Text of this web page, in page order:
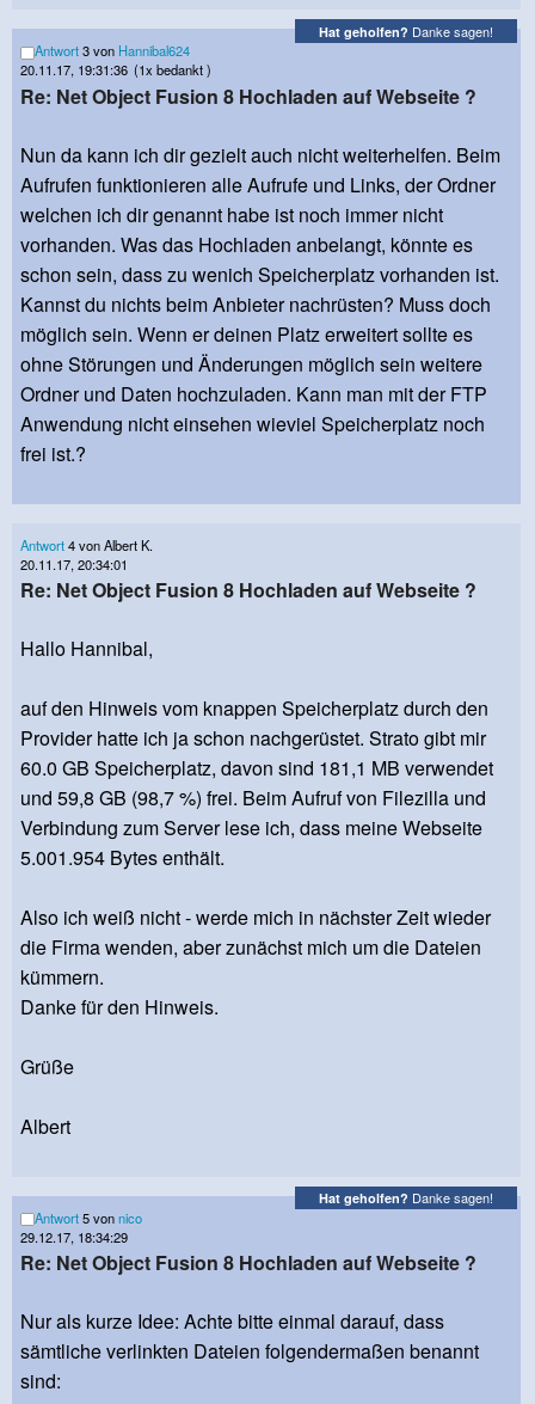
Hat geholfen? Danke sagen!
Antwort3 von Hannibal624
20.11.17, 19:31:36 (1x bedankt )
Re: Net Object Fusion 8 Hochladen auf Webseite ?
Nun da kann ich dir gezielt auch nicht weiterhelfen. Beim
Aufrufen funktionieren alle Aufrufe und Links, der Ordner
welchen ich dir genannt habe ist noch immer nicht
vorhanden. Was das Hochladen anbelangt, könnte es
schon sein, dass zu wenich Speicherplatz vorhanden ist.
Kannst du nichts beim Anbieter nachrüsten? Muss doch
möglich sein. Wenn er deinen Platz erweitert sollte es
ohne Störungen und Änderungen möglich sein weitere
Ordner und Daten hochzuladen. Kann man mit der FTP
Anwendung nicht einsehen wieviel Speicherplatz noch
frei ist.?
Antwort4 von Albert K.
20.11.17, 20:34:01
Re: Net Object Fusion 8 Hochladen auf Webseite ?
Hallo Hannibal,
auf den Hinweis vom knappen Speicherplatz durch den
Provider hatte ich ja schon nachgerüstet. Strato gibt mir
60.0 GB Speicherplatz, davon sind 181,1 MB verwendet
und 59,8 GB (98,7 %) frei. Beim Aufruf von Filezilla und
Verbindung zum Server lese ich, dass meine Webseite
5.001.954 Bytes enthält.
Also ich weiß nicht - werde mich in nächster Zeit wieder
die Firma wenden, aber zunächst mich um die Dateien
kümmern.
Danke für den Hinweis.
Grüße
Albert
Hat geholfen? Danke sagen!
Antwort5 vonnico
29.12.17, 18:34:29
Re: Net Object Fusion 8 Hochladen auf Webseite ?
Nur als kurze Idee: Achte bitte einmal darauf, dass
sämtliche verlinkten Dateien folgendermaßen benannt
sind: